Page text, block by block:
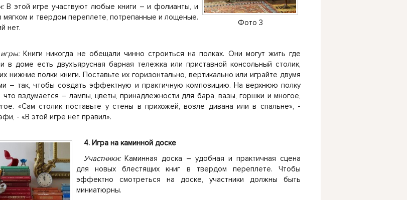
Фото 3
В этой игре участвуют любые книги – и фолианты, и
и твердом переплете, потрепанные и лощеные.
нет.
игры:Книги никогда не обещали чинно строиться на полках. Они могут жить где
в доме есть двухъярусная барная тележка или приставной консольный столик,
нижние полки книги. Поставьте их горизонтально, вертикально или играйте двумя
– так, чтобы создать эффектную и практичную композицию. На верхнюю полку
что вздумается – лампы, цветы, принадлежности для бара, вазы, горшки и многое,
«Сам столик поставьте у стены в прихожей, возле дивана или в спальне», -
- «В этой игре нет правил».
4. Игра на каминной доске
Участники: Каминная доска – удобная и практичная сцена
для новых блестящих книг в твердом переплете. Чтобы
эффектно смотреться на доске, участники должны быть
миниатюрны.